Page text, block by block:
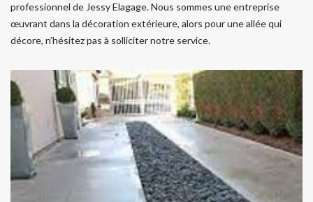
professionnel de Jessy Elagage. Nous sommes une entreprise
œuvrant dans la décoration extérieure, alors pour une allée qui
décore, n’hésitez pas à solliciter notre service.